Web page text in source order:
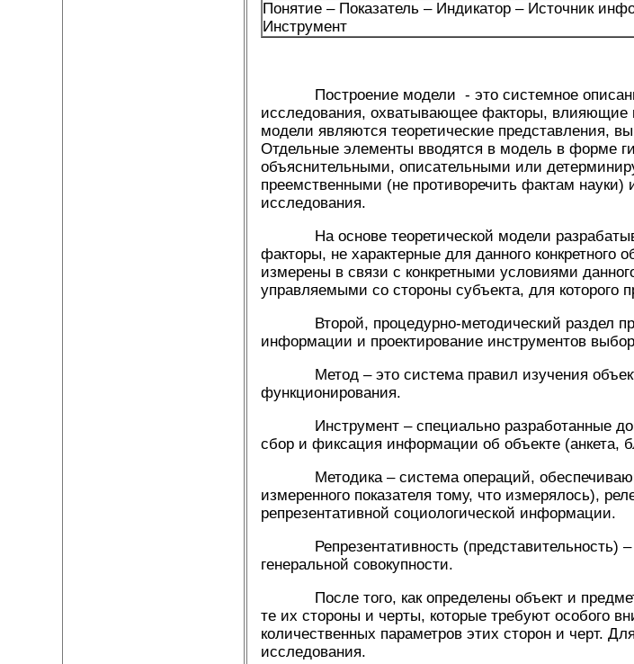
Понятие – Показатель – Индикатор – Источник
Инструмент
Построение модели - это системное
исследования, охватывающее факторы, влияющие
модели являются теоретические представления,
Отдельные элементы вводятся в модель в форме
объяснительными, описательными или
преемственными (не противоречить фактам
исследования.
На основе теоретической модели
факторы, не характерные для данного конкретного
измерены в связи с конкретными условиями
управляемыми со стороны субъекта, для которого
Второй, процедурно-методический раздел
информации и проектирование инструментов
Метод – это система правил изучения объекта
функционирования.
Инструмент – специально разработанные
сбор и фиксация информации об объекте (анкета,
Методика – система операций,
измеренного показателя тому, что измерялось),
репрезентативной социологической информации.
Репрезентативность (представительность) –
генеральной совокупности.
После того, как определены объект и предмет
те их стороны и черты, которые требуют особого
количественных параметров этих сторон и черт.
исследования.